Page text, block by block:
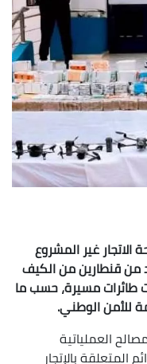
غير المشروع
من قنطارين من الكيف
مسيرة، حسب ما
للأمن الوطني.
العملياتية
بالإتجار